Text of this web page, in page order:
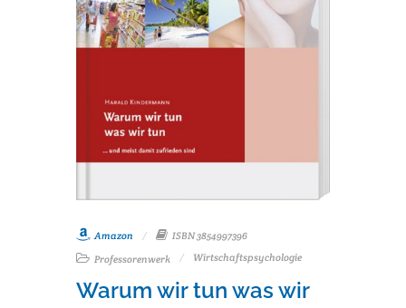
Amazon
ISBN 3854997396
Professorenwerk
Wirtschaftspsychologie
Warum wir tun was wir